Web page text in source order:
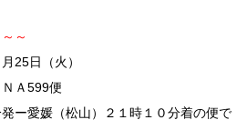
～
25日（火）
Ａ599便
ー愛媛（松山）２１時１０分着の便で